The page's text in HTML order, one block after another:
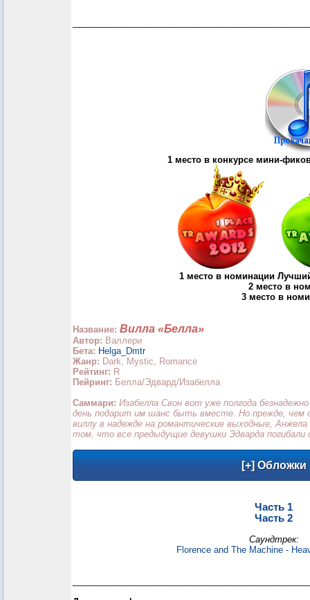
1 место в конкурсе мини-
1 место в номинации
2 место в
3 место в
Название: Вилла «Белла»
Автор: Валлери
Бета: Helga_Dmtr
Жанр: Dark, Mystic, Romance
Рейтинг: R
Пейринг: Белла/Эдвард/Изабелла
Саммари: Изабелла Свон вот уже полгода
день подарит им шанс быть вместе. Но прежде, чем
виллу в надежде на романтические выходные,
том, что все предыдущие девушки Эдварда
Часть 1
Часть 2
Саундтрек:
Florence and The Machine -